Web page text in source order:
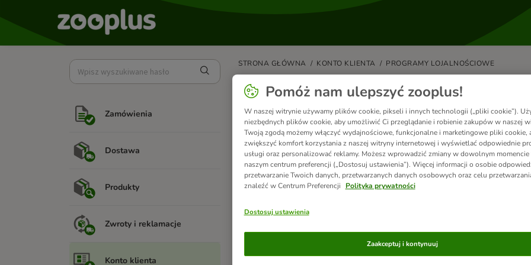
Zamówienia
Dostawa
Produkty
Zwroty i reklamacje
Konto klienta
STRONA GŁÓWNA KONTO KLIENTA PROGRAMY LOJALNOŚCIOWE
Jak mogę wykorzystać moje
zooPunkty można łatwo zamienić na niezwykłe darmowe produkty dla Twojego
Oto, jak to zrobić:
Zaloguj się do Twojego konta"Mój zooplus"
Przejdź doPrzeglądu premii
Wybierz nagrodę i dodaj ją do koszyka
Nie ma możliwości zamiany zooPunktów na dowolny artykuł z całego
Nie jest możliwe zsumowanie punktów z różnych kont lub przeniesienie
Pomóż nam ulepszyć zooplus!
W naszej witrynie używamy plików cookie, pikseli i innych technologii („pliki cookie”).
niezbędnych plików cookie, aby umożliwić Ci przeglądanie i robienie zakupów w naszej
Twoją zgodą możemy włączyć wydajnościowe, funkcjonalne i marketingowe pliki cookie,
zwiększyć komfort korzystania z naszej witryny internetowej i wyświetlać odpowiednie
usługi oraz personalizować reklamy. Możesz wprowadzić zmiany w dowolnym momencie
naszym centrum preferencji („Dostosuj ustawienia”). Więcej informacji o osobie
przetwarzanie Twoich danych, przetwarzanych danych osobowych oraz celu
znaleźć w Centrum Preferencji
Polityka prywatności
Dostosuj ustawienia
Zaakceptuj i kontynuuj